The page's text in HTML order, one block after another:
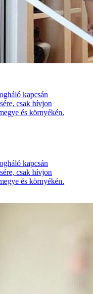
kapcsán
csak hívjon
és környékén.
kapcsán
csak hívjon
és környékén.